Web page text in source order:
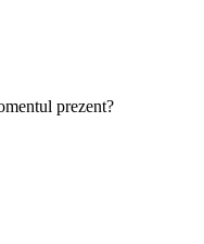
prezent?